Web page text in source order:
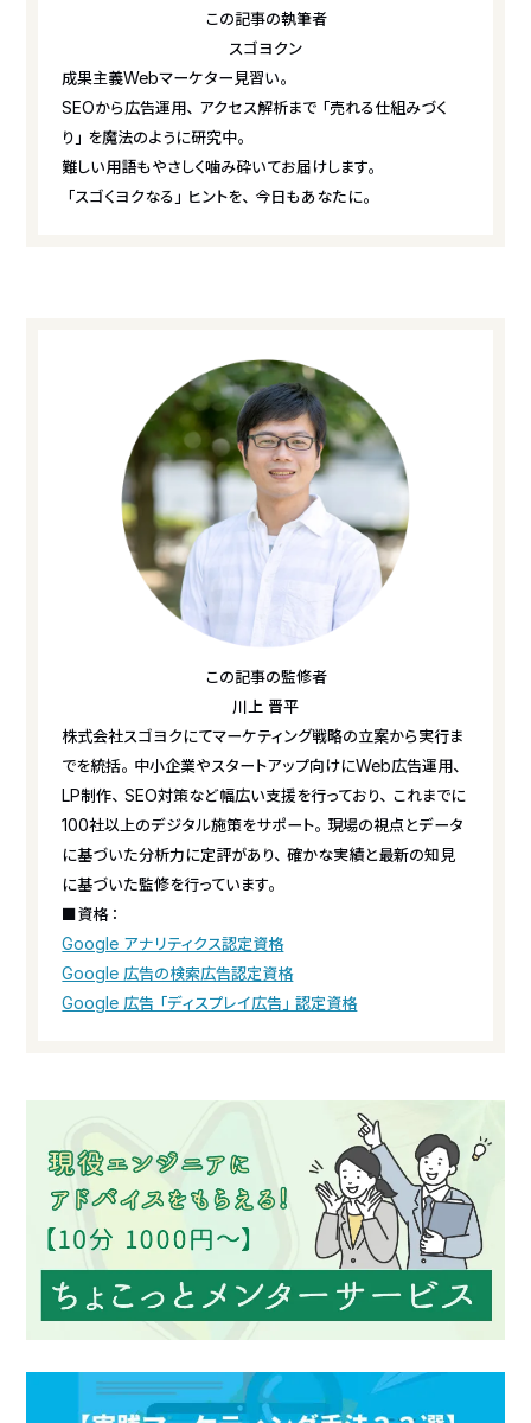
この記事の執筆者
スゴヨクン
成果主義Webマーケター見習い。
SEOから広告運用、アクセス解析まで「売れる仕組みづく
り」を魔法のように研究中。
難しい用語もやさしく噛み砕いてお届けします。
「スゴくヨクなる」ヒントを、今日もあなたに。
この記事の監修者
川上 晋平
株式会社スゴヨクにてマーケティング戦略の立案から実行ま
でを統括。中小企業やスタートアップ向けにWeb広告運用、
LP制作、SEO対策など幅広い支援を行っており、これまでに
100社以上のデジタル施策をサポート。現場の視点とデータ
に基づいた分析力に定評があり、確かな実績と最新の知見
に基づいた監修を行っています。
■資格：
Google アナリティクス認定資格
Google 広告の検索広告認定資格
Google 広告「ディスプレイ広告」認定資格